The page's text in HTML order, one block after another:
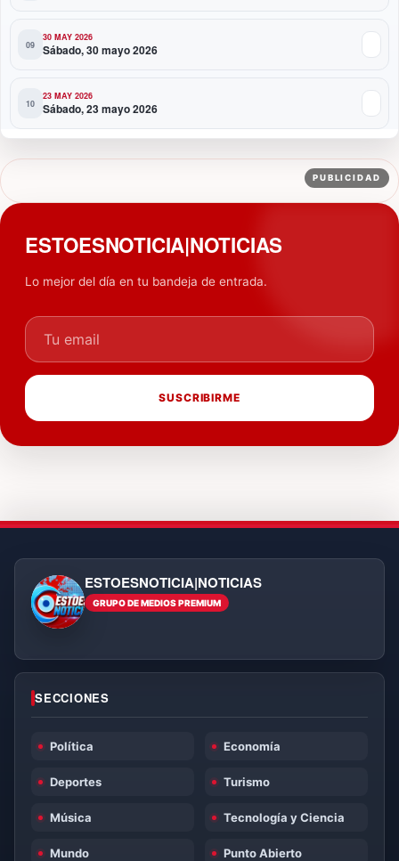
30 MAY 2026
Sábado, 30 mayo 2026
23 MAY 2026
Sábado, 23 mayo 2026
PUBLICIDAD
ESTOESNOTICIA|NOTICIAS
Lo mejor del día en tu bandeja de entrada.
Tu email
SUSCRIBIRME
ESTOESNOTICIA|NOTICIAS
ESTOESNOTICIA|NOTICIAS
GRUPO DE MEDIOS PREMIUM
SECCIONES
Política Economía
Deportes Turismo
Música Tecnología y Ciencia
Mundo Punto Abierto